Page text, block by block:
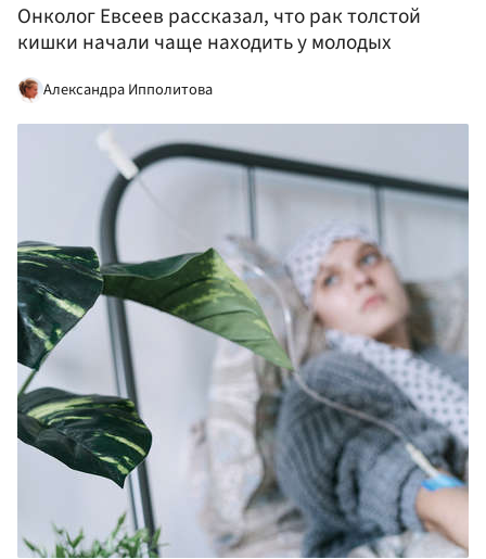
Онколог Евсеев рассказал, что рак толстой
кишки начали чаще находить у молодых
Александра Ипполитова